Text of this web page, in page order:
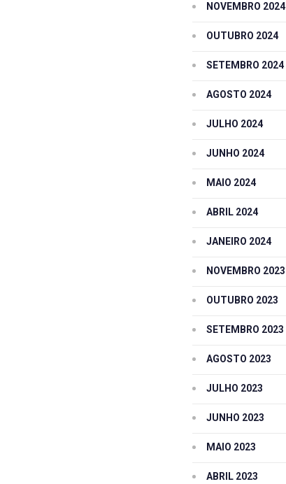
NOVEMBRO 2024
OUTUBRO 2024
SETEMBRO 2024
AGOSTO 2024
JULHO 2024
JUNHO 2024
MAIO 2024
ABRIL 2024
JANEIRO 2024
NOVEMBRO 2023
OUTUBRO 2023
SETEMBRO 2023
AGOSTO 2023
JULHO 2023
JUNHO 2023
MAIO 2023
ABRIL 2023